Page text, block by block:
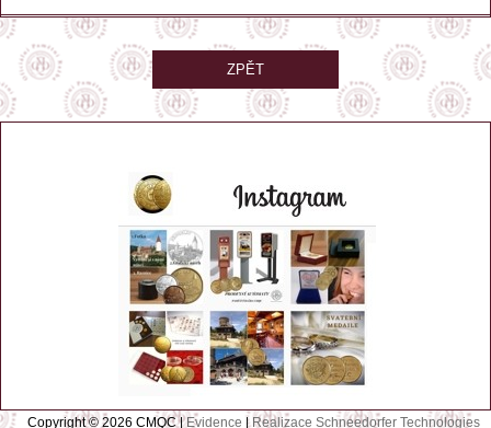
ZPĚT
Copyright © 2026 CMQC | Evidence | Realizace Schneedorfer Technologies